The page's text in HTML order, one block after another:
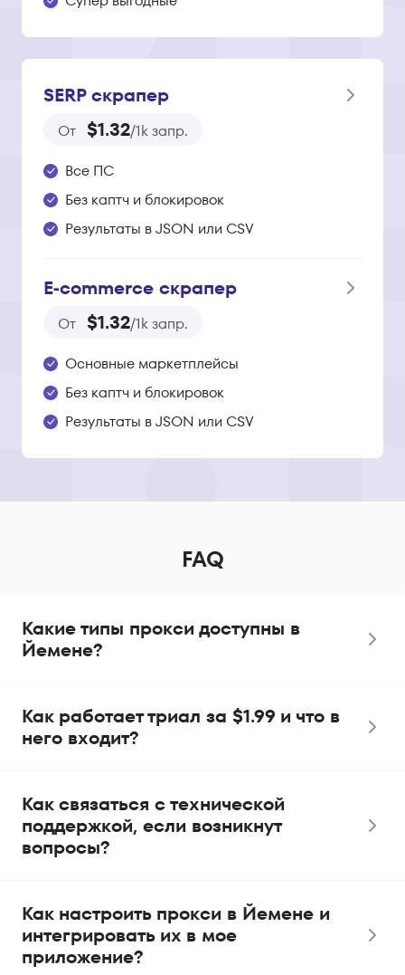
SERP скрапер
От $1.32/1k запр.
Все ПС
Без каптч и блокировок
Результаты в JSON или CSV
E‑commerce скрапер
От $1.32/1k запр.
Основные маркетплейсы
Без каптч и блокировок
Результаты в JSON или CSV
FAQ
Какие типы прокси доступны в
Йемене?
Как работает триал за $1.99 и что в
него входит?
Как связаться с технической
поддержкой, если возникнут
вопросы?
Как настроить прокси в Йемене и
интегрировать их в мое
приложение?